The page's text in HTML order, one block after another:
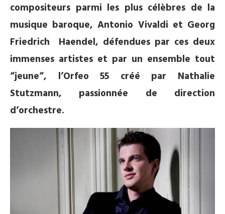
compositeurs parmi les plus célèbres de la
musique baroque, Antonio Vivaldi et Georg
Friedrich Haendel, défendues par ces deux
immenses artistes et par un ensemble tout
“jeune“, l’Orfeo 55 créé par Nathalie
Stutzmann, passionnée de direction
d’orchestre.